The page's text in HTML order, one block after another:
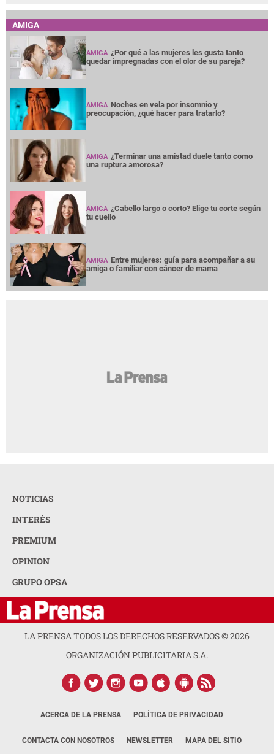
AMIGA
AMIGA ¿Por qué a las mujeres les gusta tanto
quedar impregnadas con el olor de su pareja?
AMIGA Noches en vela por insomnio y
preocupación, ¿qué hacer para tratarlo?
AMIGA ¿Terminar una amistad duele tanto como
una ruptura amorosa?
AMIGA ¿Cabello largo o corto? Elige tu corte según
tu cuello
AMIGA Entre mujeres: guía para acompañar a su
amiga o familiar con cáncer de mama
NOTICIAS
INTERÉS
PREMIUM
OPINION
GRUPO OPSA
LA PRENSA TODOS LOS DERECHOS RESERVADOS ©2026
ORGANIZACIÓN PUBLICITARIA S.A.
ACERCA DE LA PRENSA POLÍTICA DE PRIVACIDAD
CONTACTA CON NOSOTROS NEWSLETTER MAPA DEL SITIO